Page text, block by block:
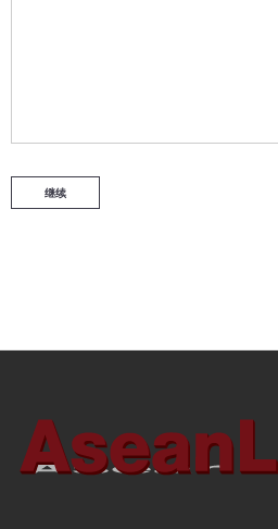
继续